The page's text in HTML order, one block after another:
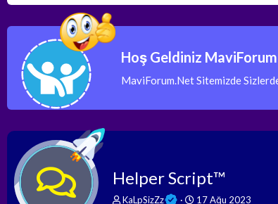
Hoş Geldiniz
MaviForum.Net Sitemizde
Helper Script™
K
KaLpSizZz
B17 Ağu 2023